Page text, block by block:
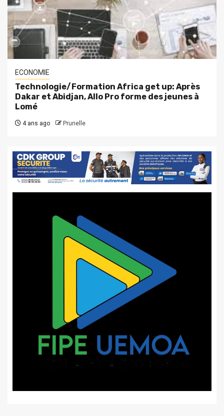
ECONOMIE
Technologie/Formation Africa get up: Après
Dakar et Abidjan, Allo Pro forme des jeunes à
Lomé
4 ans ago Prunelle